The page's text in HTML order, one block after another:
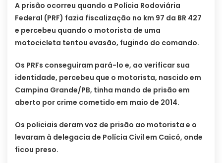
A prisão ocorreu quando a Polícia Rodoviária
Federal (PRF) fazia fiscalização no km 97 da BR 427
e percebeu quando o motorista de uma
motocicleta tentou evasão, fugindo do comando.
Os PRFs conseguiram pará-lo e, ao verificar sua
identidade, percebeu que o motorista, nascido em
Campina Grande/PB, tinha mando de prisão em
aberto por crime cometido em maio de 2014.
Os policiais deram voz de prisão ao motorista e o
levaram à delegacia de Polícia Civil em Caicó, onde
ficou preso.